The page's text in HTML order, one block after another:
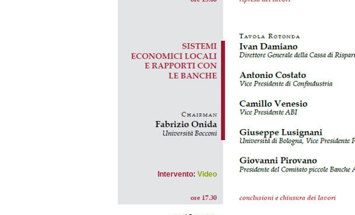
Intervento: Video